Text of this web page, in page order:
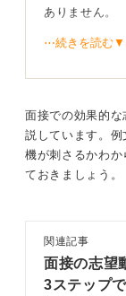
ありません。
「人の役に立
ている人がい
それを文章に
の公的な仕事
志望理由書の
を、私は推奨
⋯続きを読む▼
面接での効果的
説しています。
機が刺さるかわ
ておきましょう。
関連記事
面接の志望
3ステップ